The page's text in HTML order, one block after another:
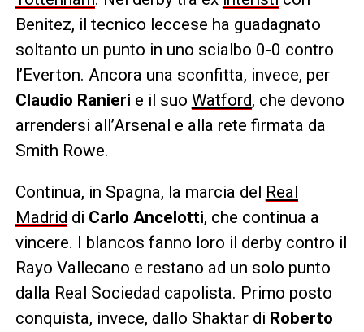
Benitez, il tecnico leccese ha guadagnato
soltanto un punto in uno scialbo 0-0 contro
l’Everton. Ancora una sconfitta, invece, per
Claudio Ranieri e il suo Watford, che devono
arrendersi all’Arsenal e alla rete firmata da
Smith Rowe.
Continua, in Spagna, la marcia del Real
Madrid di Carlo Ancelotti, che continua a
vincere. I blancos fanno loro il derby contro il
Rayo Vallecano e restano ad un solo punto
dalla Real Sociedad capolista. Primo posto
conquista, invece, dallo Shaktar di Roberto